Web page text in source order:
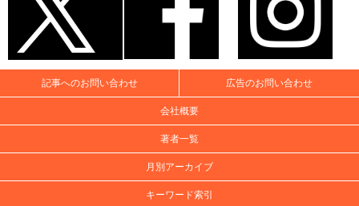
記事へのお問い合わせ 広告のお問い合わせ
会社概要
著者一覧
月別アーカイブ
キーワード索引